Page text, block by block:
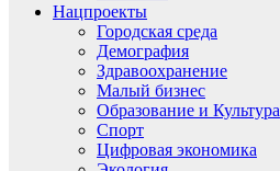
Нацпроекты
Городская среда
Демография
Здравоохранение
Малый бизнес
Образование и Культура
Спорт
Цифровая экономика